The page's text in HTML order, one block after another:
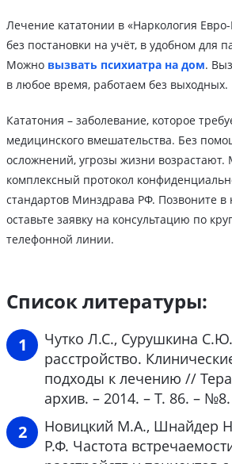
Лечение кататонии в «Наркология
без постановки на учёт, в удобном для
Можно вызвать психиатра на дом.
в любое время, работаем без выходных.
Кататония – заболевание, которое
медицинского вмешательства. Без
осложнений, угрозы жизни
комплексный протокол
стандартов Минздрава РФ. Позвоните в
оставьте заявку на консультацию по
телефонной линии.
Список литературы:
Чутко Л.С., Сурушкина
расстройство.
подходы к лечению //
архив. – 2014. – Т. 86. –
Новицкий М.А., Шнайдер
Р.Ф. Частота